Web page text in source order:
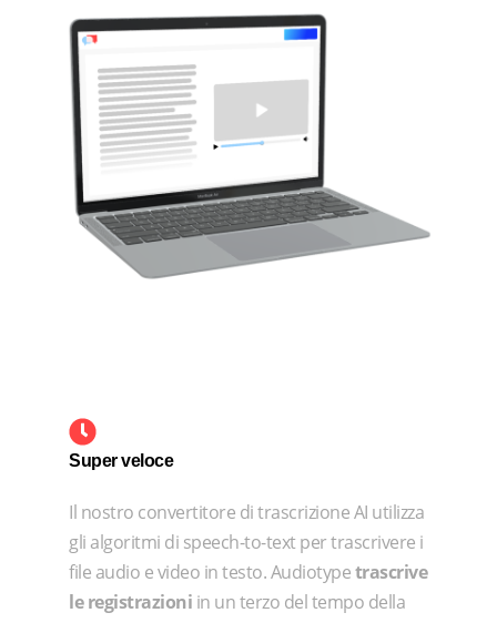
Super veloce
Il nostro convertitore di trascrizione AI utilizza
gli algoritmi di speech-to-text per trascrivere i
file audio e video in testo. Audiotypetrascrive
le registrazioni in un terzo del tempo della